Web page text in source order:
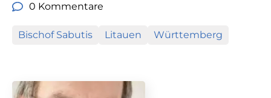
0 Kommentare
Bischof Sabutis Litauen Württemberg